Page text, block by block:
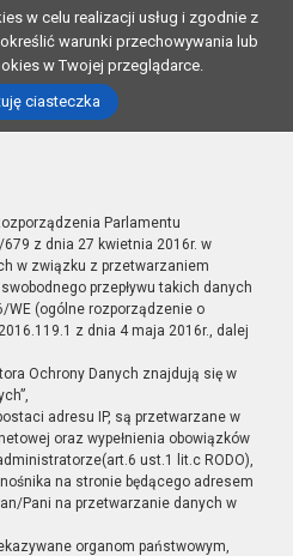
w celu realizacji usług i zgodnie z
warunki przechowywania lub
w Twojej przeglądarce.
ciasteczka
Parlamentu
679 z dnia 27 kwietnia 2016r. w
w związku z przetwarzaniem
przepływu takich danych
WE (ogólne rozporządzenie o
z dnia 4 maja 2016r., dalej
Ochrony Danych znajdują się w
adresu IP, są przetwarzane w
oraz wypełnienia obowiązków
ust.1 lit.c RODO),
na stronie będącego adresem
Pani na przetwarzanie danych w
organom państwowym,